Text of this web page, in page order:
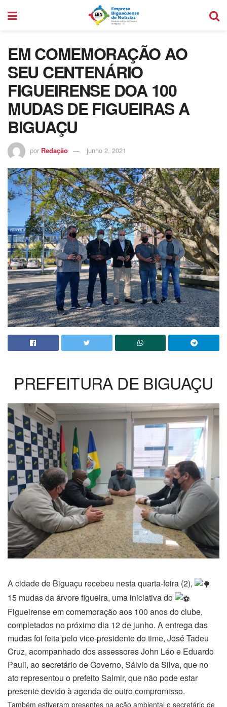
EM COMEMORAÇÃO AO
SEU CENTENÁRIO
FIGUEIRENSE DOA 100
MUDAS DE FIGUEIRAS A
BIGUAÇU
por Redação junho 2, 2021
PREFEITURA DE BIGUAÇU
A cidade de Biguaçu recebeu nesta quarta-feira (2),
15 mudas da árvore figueira, uma iniciativa do
Figueirense em comemoração aos 100 anos do clube,
completados no próximo dia 12 de junho. A entrega das
mudas foi feita pelo vice-presidente do time, José Tadeu
Cruz, acompanhado dos assessores John Léo e Eduardo
Pauli, ao secretário de Governo, Sálvio da Silva, que no
ato representou o prefeito Salmir, que não pode estar
presente devido à agenda de outro compromisso.
Também estiveram presentes na ação ambiental o secretário de